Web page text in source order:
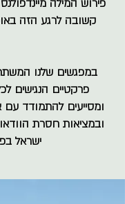
פירוש המילה
קשובה לרגע הזה
במפגשים שלנו
פרקטיים הנגישים
ומסייעים להתמודד עם
ובמציאות חסרת
ישראל